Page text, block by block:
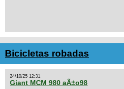
Bicicletas robadas
24/10/25 12:31
Giant MCM 980 aÃ±o98